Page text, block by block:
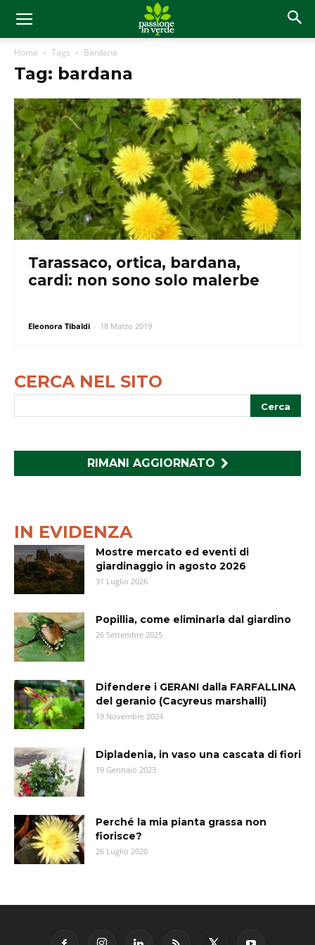
Home Tags Bardana
Tag: bardana
Tarassaco, ortica, bardana,
cardi: non sono solo malerbe
Eleonora Tibaldi - 18 Marzo 2019
CERCA NEL SITO
RIMANI AGGIORNATO
IN EVIDENZA
Mostre mercato ed eventi di
giardinaggio in agosto 2026
31 Luglio 2026
Popillia, come eliminarla dal giardino
26 Settembre 2025
Difendere i GERANI dalla FARFALLINA
del geranio (Cacyreus marshalli)
19 Novembre 2024
Dipladenia, in vaso una cascata di fiori
19 Gennaio 2023
Perché la mia pianta grassa non
fiorisce?
26 Luglio 2020